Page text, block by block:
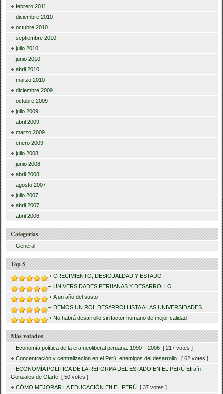
febrero 2011
diciembre 2010
octubre 2010
septiembre 2010
julio 2010
junio 2010
abril 2010
marzo 2010
diciembre 2009
octubre 2009
julio 2009
abril 2009
marzo 2009
enero 2009
julio 2008
junio 2008
abril 2008
agosto 2007
julio 2007
abril 2007
abril 2006
Categorías
General
Top 5
CRECIMIENTO, DESIGUALDAD Y ESTADO
UNIVERSIDADES PERUANAS Y DESARROLLO
A un año del susto
DEMOS UN ROL DESARROLLISTA A LAS UNIVERSIDADES
No habrá desarrollo sin factor humano de mejor calidad
Más votados
Economía política de la era neoliberal peruana: 1990 – 2006 [ 217 votes ]
Concentración y centralización en el Perú: enemigos del desarrollo.
[ 62 votes ]
ECONOMÍA POLITICA DE LA REFORMA DEL ESTADO EN EL PERÚ Efraín
Gonzales de Olarte [ 50 votes ]
CÓMO MEJORAR LA EDUCACIÓN EN EL PERÚ [ 37 votes ]